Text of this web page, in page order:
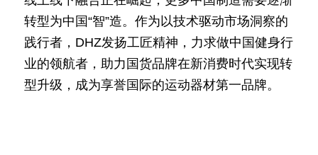
转型为中国“智”造。作为以技术驱动市场洞察的
践行者，DHZ发扬工匠精神，力求做中国健身行
业的领航者，助力国货品牌在新消费时代实现转
型升级，成为享誉国际的运动器材第一品牌。